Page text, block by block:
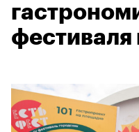
фестиваля